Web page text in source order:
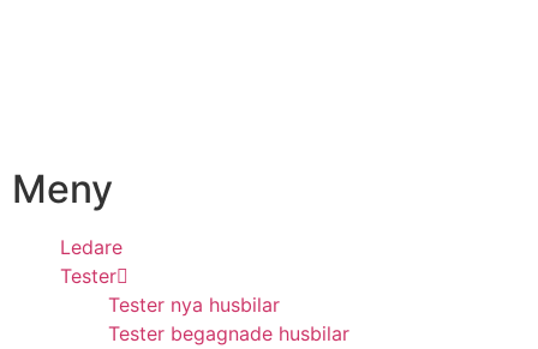
Meny
Ledare
Tester
Tester nya husbilar
Tester begagnade husbilar